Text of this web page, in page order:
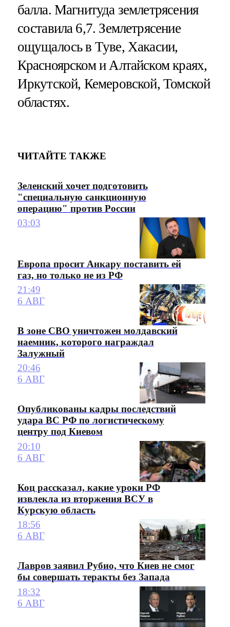
балла. Магнитуда землетрясения
составила 6,7. Землетрясение
ощущалось в Туве, Хакасии,
Красноярском и Алтайском краях,
Иркутской, Кемеровской, Томской
областях.
ЧИТАЙТЕ ТАКЖЕ
Зеленский хочет подготовить
"специальную санкционную
операцию" против России
03:03
Европа просит Анкару поставить ей
газ, но только не из РФ
21:49
6 АВГ
В зоне СВО уничтожен молдавский
наемник, которого награждал
Залужный
20:46
6 АВГ
Опубликованы кадры последствий
удара ВС РФ по логистическому
центру под Киевом
20:10
6 АВГ
Коц рассказал, какие уроки РФ
извлекла из вторжения ВСУ в
Курскую область
18:56
6 АВГ
Лавров заявил Рубио, что Киев не смог
бы совершать теракты без Запада
18:32
6 АВГ